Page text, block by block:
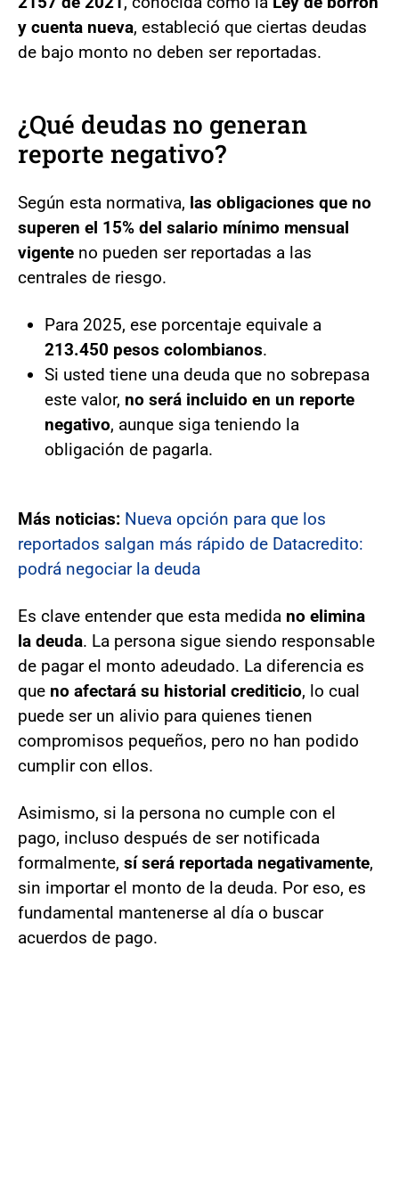
y cuenta nueva, estableció que ciertas deudas
de bajo monto no deben ser reportadas.
¿Qué deudas no generan
reporte negativo?
Según esta normativa, las obligaciones que no
superen el 15% del salario mínimo mensual
vigente no pueden ser reportadas a las
centrales de riesgo.
Para 2025, ese porcentaje equivale a
213.450 pesos colombianos.
Si usted tiene una deuda que no sobrepasa
este valor, no será incluido en un reporte
negativo, aunque siga teniendo la
obligación de pagarla.
Más noticias: Nueva opción para que los
reportados salgan más rápido de Datacredito:
podrá negociar la deuda
Es clave entender que esta medida no elimina
la deuda. La persona sigue siendo responsable
de pagar el monto adeudado. La diferencia es
que no afectará su historial crediticio, lo cual
puede ser un alivio para quienes tienen
compromisos pequeños, pero no han podido
cumplir con ellos.
Asimismo, si la persona no cumple con el
pago, incluso después de ser notificada
formalmente, sí será reportada negativamente,
sin importar el monto de la deuda. Por eso, es
fundamental mantenerse al día o buscar
acuerdos de pago.